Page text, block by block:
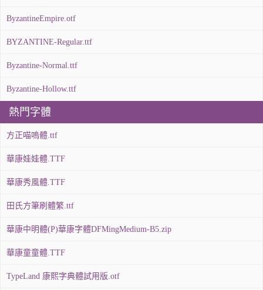
ByzantineEmpire.otf
BYZANTINE-Regular.ttf
Byzantine-Normal.ttf
Byzantine-Hollow.ttf
熱門字體
方正喵嗚體.ttf
華康娃娃體.TTF
華康秀風體.TTF
田氏方筆刷體繁.ttf
華康中明體(P)華康字體DFMingMedium-B5.zip
華康童童體.TTF
TypeLand 康熙字典體試用版.otf